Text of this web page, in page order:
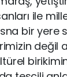
ile
bir yere
değil